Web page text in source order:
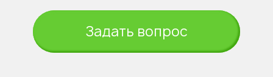
Задать вопрос